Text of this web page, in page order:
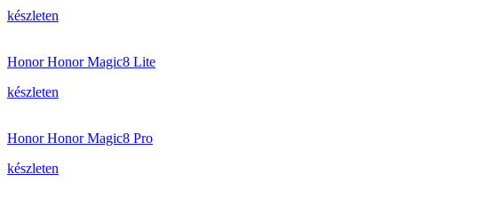
készleten
Honor Honor Magic8 Lite
készleten
Honor Honor Magic8 Pro
készleten